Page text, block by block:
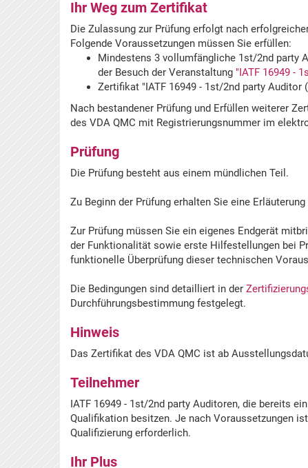
Ihr Weg zum Zertifikat
Die Zulassung zur Prüfung erfolgt nach
Folgende Voraussetzungen müssen Sie erfüllen:
Mindestens 3 vollumfängliche 1st/2nd party
der Besuch der Veranstaltung "IATF 16949 -
Zertifikat "IATF 16949 - 1st/2nd party Auditor
Nach bestandener Prüfung und Erfüllen weiterer
des VDA QMC mit Registrierungsnummer im
Prüfung
Die Prüfung besteht aus einem mündlichen Teil.
Zu Beginn der Prüfung erhalten Sie eine
Zur Prüfung müssen Sie ein eigenes Endgerät
der Funktionalität sowie erste Hilfestellungen bei
funktionelle Überprüfung dieser technischen
Die Bedingungen sind detailliert in der
Durchführungsbestimmung festgelegt.
Hinweis
Das Zertifikat des VDA QMC ist ab
Teilnehmer
IATF 16949 - 1st/2nd party Auditoren, die bereits
Qualifikation besitzen. Je nach Voraussetzungen
Qualifizierung erforderlich.
Ihr Plus